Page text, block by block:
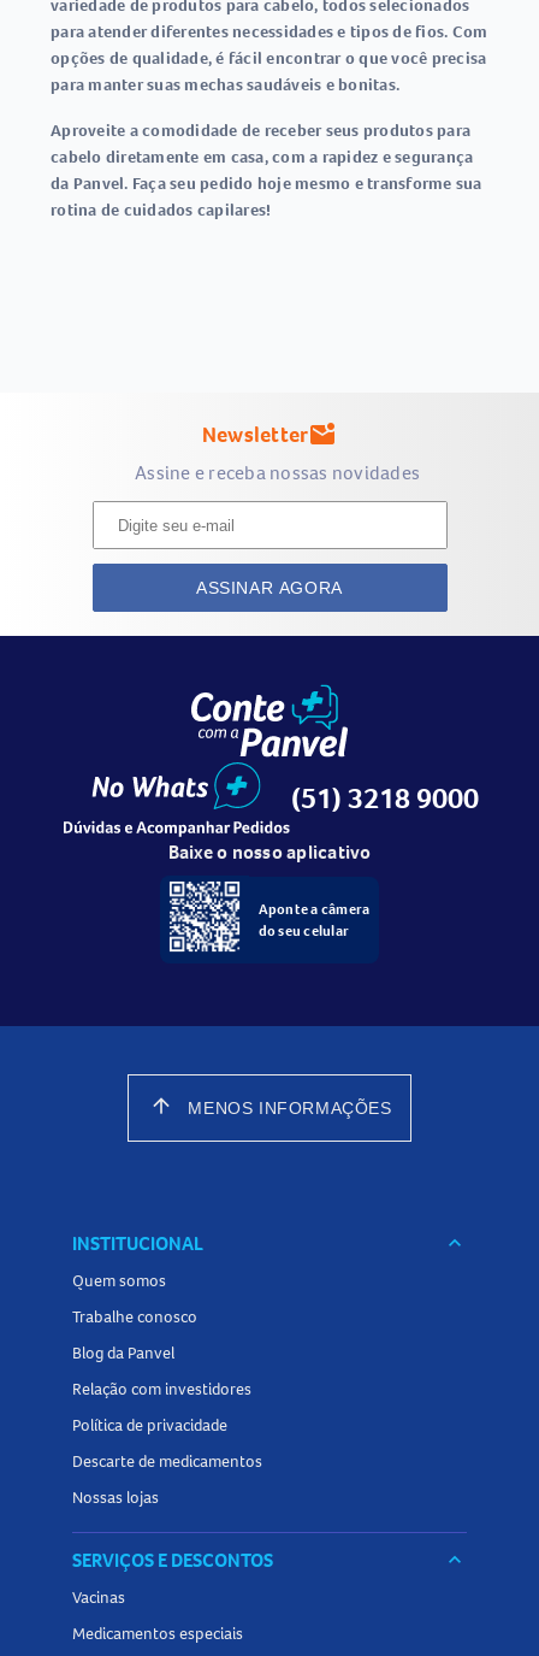
variedade de produtos para cabelo, todos selecionados
para atender diferentes necessidades e tipos de fios. Com
opções de qualidade, é fácil encontrar o que você precisa
para manter suas mechas saudáveis e bonitas.
Aproveite a comodidade de receber seus produtos para
cabelo diretamente em casa, com a rapidez e segurança
da Panvel. Faça seu pedido hoje mesmo e transforme sua
rotina de cuidados capilares!
Newslettermark_email_unread
Assine e receba nossas novidades
ASSINAR AGORA
(51) 3218 9000
Baixe o nosso aplicativo
Aponte a câmera
do seu celular
arrow_upward MENOS INFORMAÇÕES
INSTITUCIONAL keyboard_arrow_down
Quem somos
Trabalhe conosco
Blog da Panvel
Relação com investidores
Política de privacidade
Descarte de medicamentos
Nossas lojas
SERVIÇOS E DESCONTOS keyboard_arrow_down
Vacinas
Medicamentos especiais